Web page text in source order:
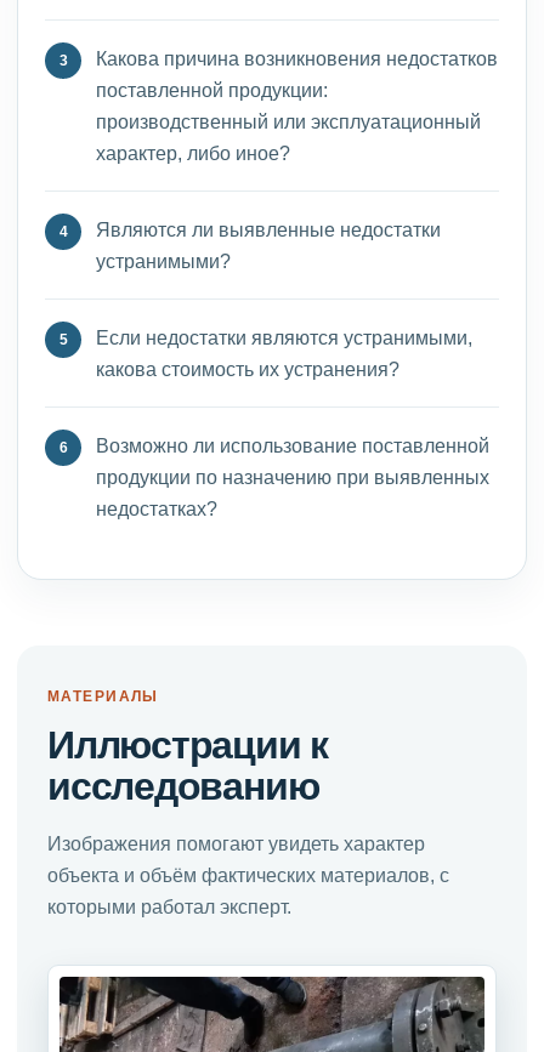
Какова причина возникновения недостатков
поставленной продукции:
производственный или эксплуатационный
характер, либо иное?
Являются ли выявленные недостатки
устранимыми?
Если недостатки являются устранимыми,
какова стоимость их устранения?
Возможно ли использование поставленной
продукции по назначению при выявленных
недостатках?
МАТЕРИАЛЫ
Иллюстрации к
исследованию
Изображения помогают увидеть характер
объекта и объём фактических материалов, с
которыми работал эксперт.